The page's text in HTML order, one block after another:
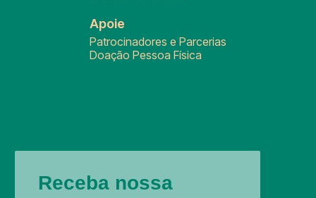
Apoie
Patrocinadores e Parcerias
Doação Pessoa Física